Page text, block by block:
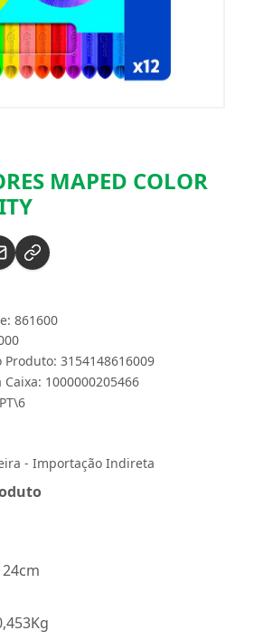
MAPED COLOR
861600
3154148616009
1000000205466
- Importação Indireta